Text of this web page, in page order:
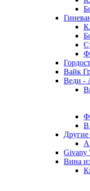
Вайк
Веди -
В
Givany
Вина